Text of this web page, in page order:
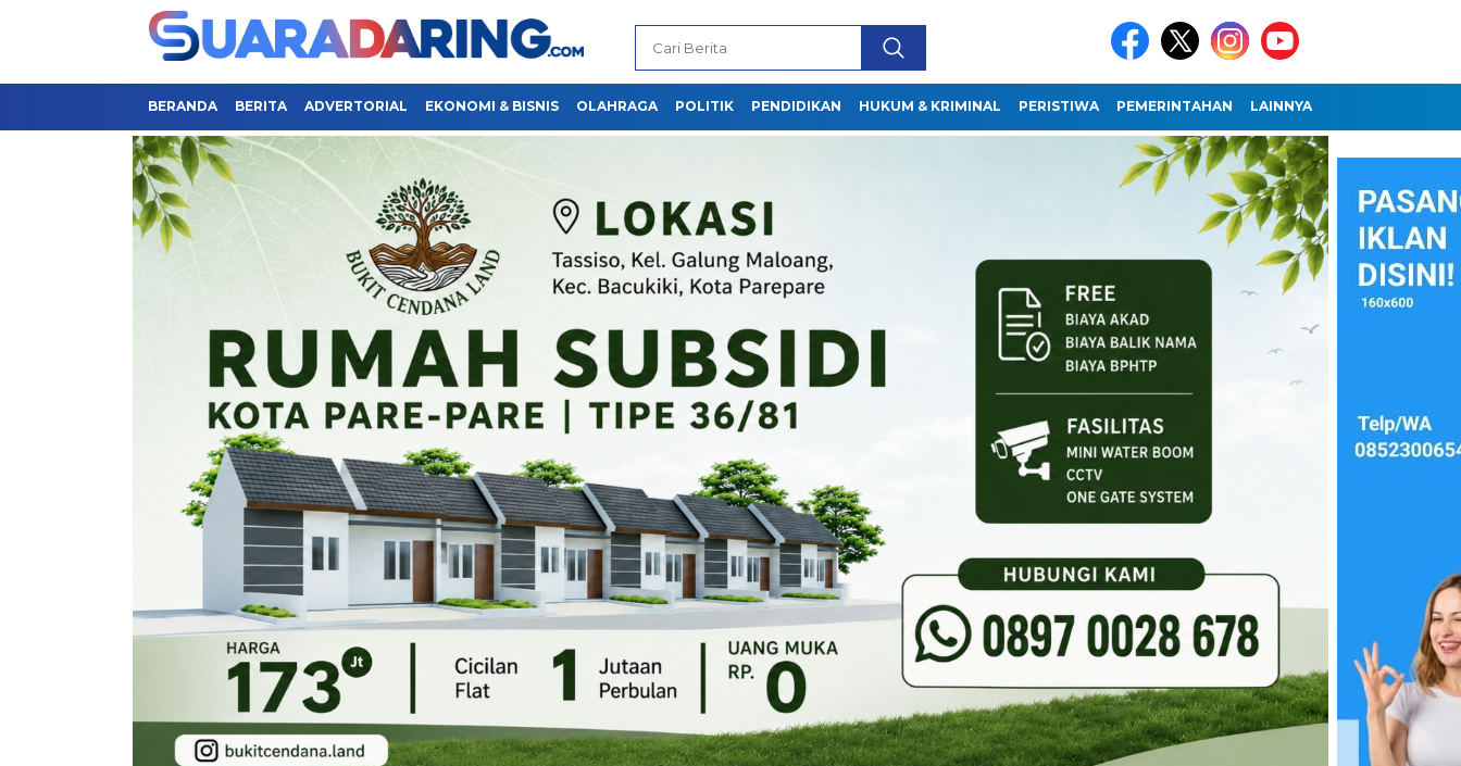
BERANDA BERITA ADVERTORIAL EKONOMI & BISNIS OLAHRAGA POLITIK PENDIDIKAN HUKUM & KRIMINAL PERISTIWA PEMERINTAHAN LAINNYA